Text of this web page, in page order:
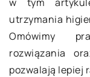
utrzymania
Omówimy
rozwiązania
pozwalają lepiej